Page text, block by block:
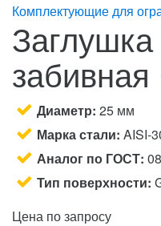
Комплектующие для
Диаметр: 25 мм
Марка стали: AISI-
Аналог по ГОСТ:
Тип поверхности:
Цена по запросу